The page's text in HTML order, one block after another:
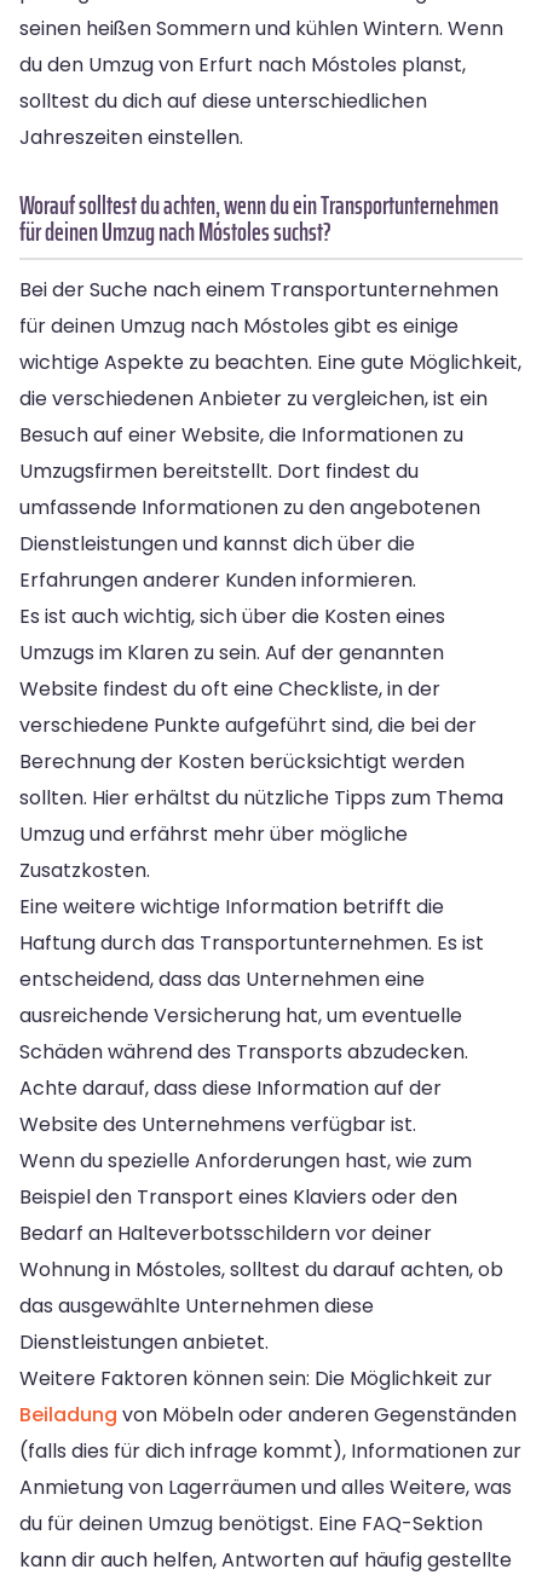
seinen heißen Sommern und kühlen Wintern. Wenn
du den Umzug von Erfurt nach Móstoles planst,
solltest du dich auf diese unterschiedlichen
Jahreszeiten einstellen.
Worauf solltest du achten, wenn du ein Transportunternehmen
für deinen Umzug nach Móstoles suchst?
Bei der Suche nach einem Transportunternehmen
für deinen Umzug nach Móstoles gibt es einige
wichtige Aspekte zu beachten. Eine gute Möglichkeit,
die verschiedenen Anbieter zu vergleichen, ist ein
Besuch auf einer Website, die Informationen zu
Umzugsfirmen bereitstellt. Dort findest du
umfassende Informationen zu den angebotenen
Dienstleistungen und kannst dich über die
Erfahrungen anderer Kunden informieren.
Es ist auch wichtig, sich über die Kosten eines
Umzugs im Klaren zu sein. Auf der genannten
Website findest du oft eine Checkliste, in der
verschiedene Punkte aufgeführt sind, die bei der
Berechnung der Kosten berücksichtigt werden
sollten. Hier erhältst du nützliche Tipps zum Thema
Umzug und erfährst mehr über mögliche
Zusatzkosten.
Eine weitere wichtige Information betrifft die
Haftung durch das Transportunternehmen. Es ist
entscheidend, dass das Unternehmen eine
ausreichende Versicherung hat, um eventuelle
Schäden während des Transports abzudecken.
Achte darauf, dass diese Information auf der
Website des Unternehmens verfügbar ist.
Wenn du spezielle Anforderungen hast, wie zum
Beispiel den Transport eines Klaviers oder den
Bedarf an Halteverbotsschildern vor deiner
Wohnung in Móstoles, solltest du darauf achten, ob
das ausgewählte Unternehmen diese
Dienstleistungen anbietet.
Weitere Faktoren können sein: Die Möglichkeit zur
Beiladung von Möbeln oder anderen Gegenständen
(falls dies für dich infrage kommt), Informationen zur
Anmietung von Lagerräumen und alles Weitere, was
du für deinen Umzug benötigst. Eine FAQ-Sektion
kann dir auch helfen, Antworten auf häufig gestellte